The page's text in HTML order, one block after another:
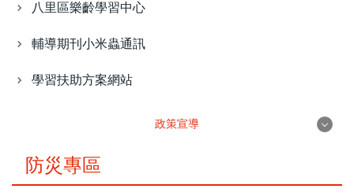
八里區樂齡學習中心
輔導期刊小米蟲通訊
學習扶助方案網站
政策宣導
政策宣導
防災專區